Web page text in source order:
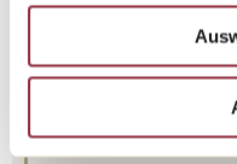
La région du Vully est
unique sur les Alpes,
Bienne et Morat. Ce
très nombreuses
le sentier viticole qui